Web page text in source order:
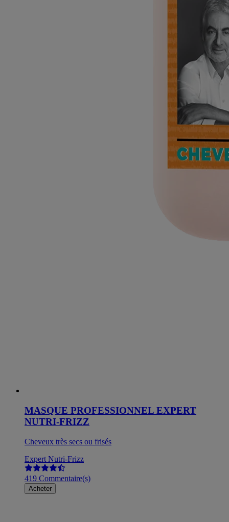
MASQUE PROFESSIONNEL EXPERT
NUTRI-FRIZZ
Cheveux très secs ou frisés
Expert Nutri-Frizz
419 Commentaire(s)
Acheter